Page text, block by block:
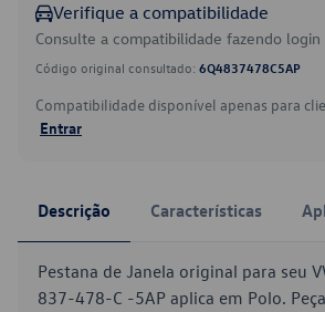
Verifique a compatibilidade
Consulte a compatibilidade fazendo login
Código original consultado: 6Q4837478C5AP
Compatibilidade disponível apenas para
Entrar
Descrição Características
Pestana de Janela original para seu
837-478-C -5AP aplica em Polo.